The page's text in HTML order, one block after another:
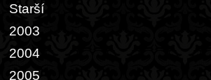
Starší
2003
2004
2005